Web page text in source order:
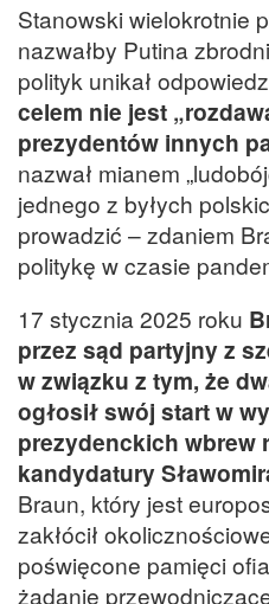
Stanowski wielokrotnie
nazwałby Putina
polityk unikał
celem nie jest
prezydentów innych
nazwał mianem
jednego z byłych
prowadzić – zdaniem
politykę w czasie
17 stycznia 2025 roku
przez sąd partyjny z
w związku z tym, że
ogłosił swój start w
prezydenckich wbrew
kandydatury
Braun, który jest
zakłócił
poświęcone pamięci
żądanie